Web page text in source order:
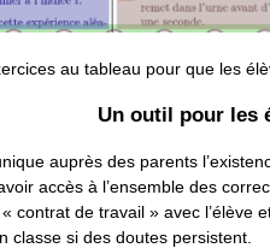
au tableau pour que les
Un outil pour les
auprès des parents
accès à l’ensemble des
contrat de travail » avec l’élève
classe si des doutes persistent.